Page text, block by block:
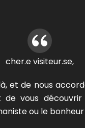
cher.e visiteur.se,
et de nous
vous
ou le